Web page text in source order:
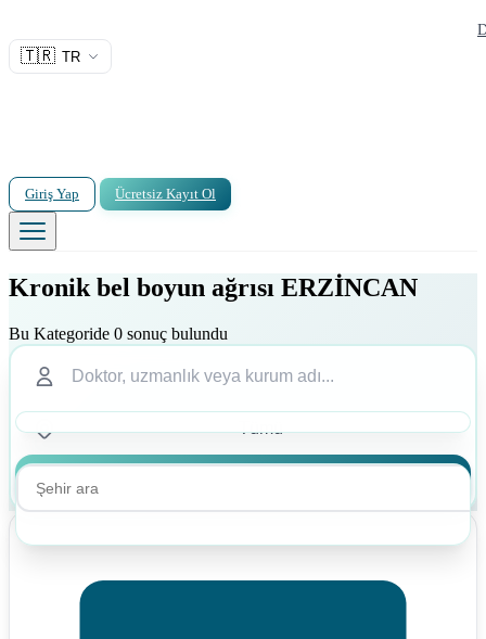
🇹🇷 TR
Giriş Yap Ücretsiz Kayıt Ol
Kronik bel boyun ağrısı ERZİNCAN
Bu Kategoride 0 sonuç bulundu